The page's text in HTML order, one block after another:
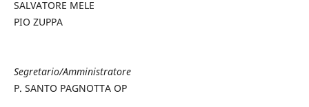
SALVATORE MELE
PIO ZUPPA
Segretario/Amministratore
P. SANTO PAGNOTTA OP